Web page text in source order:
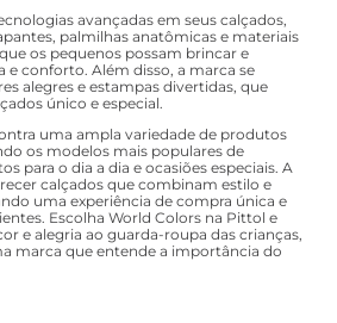
avançadas em seus calçados,
palmilhas anatômicas e materiais
os pequenos possam brincar e
e conforto. Além disso, a marca se
alegres e estampas divertidas, que
único e especial.
uma ampla variedade de produtos
os modelos mais populares de
para o dia a dia e ocasiões especiais. A
calçados que combinam estilo e
uma experiência de compra única e
Escolha World Colors na Pittol e
e alegria ao guarda-roupa das crianças,
marca que entende a importância do